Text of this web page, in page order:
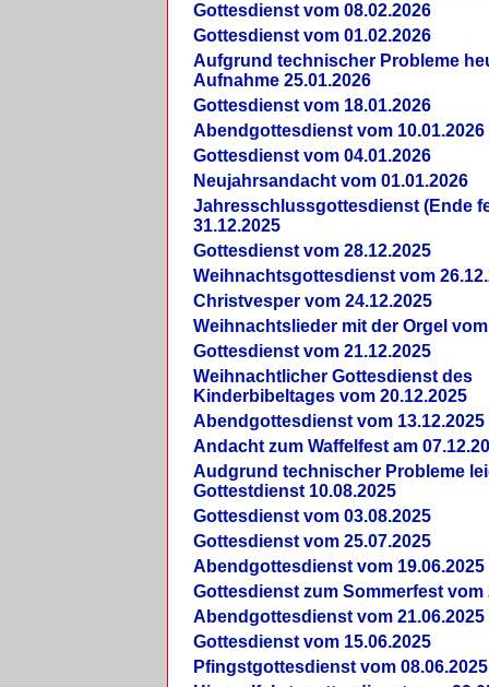
Gottesdienst vom 08.02.2026
Gottesdienst vom 01.02.2026
Aufgrund technischer Probleme
Aufnahme 25.01.2026
Gottesdienst vom 18.01.2026
Abendgottesdienst vom 10.01.2026
Gottesdienst vom 04.01.2026
Neujahrsandacht vom 01.01.2026
Jahresschlussgottesdienst (Ende
31.12.2025
Gottesdienst vom 28.12.2025
Weihnachtsgottesdienst vom
Christvesper vom 24.12.2025
Weihnachtslieder mit der Orgel vom
Gottesdienst vom 21.12.2025
Weihnachtlicher Gottesdienst des
Kinderbibeltages vom 20.12.2025
Abendgottesdienst vom 13.12.2025
Andacht zum Waffelfest am
Audgrund technischer Probleme
Gottestdienst 10.08.2025
Gottesdienst vom 03.08.2025
Gottesdienst vom 25.07.2025
Abendgottesdienst vom 19.06.2025
Gottesdienst zum Sommerfest vom
Abendgottesdienst vom 21.06.2025
Gottesdienst vom 15.06.2025
Pfingstgottesdienst vom 08.06.2025